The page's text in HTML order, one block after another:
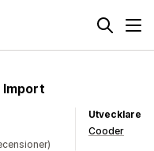
Import
Utvecklare
Cooder